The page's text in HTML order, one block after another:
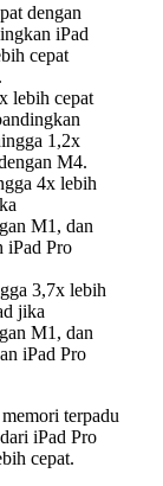
dengan
iPad
cepat
lebih cepat
1,2x
M4.
4x lebih
M1, dan
iPad Pro
3,7x lebih
jika
M1, dan
iPad Pro
terpadu
iPad Pro
cepat.